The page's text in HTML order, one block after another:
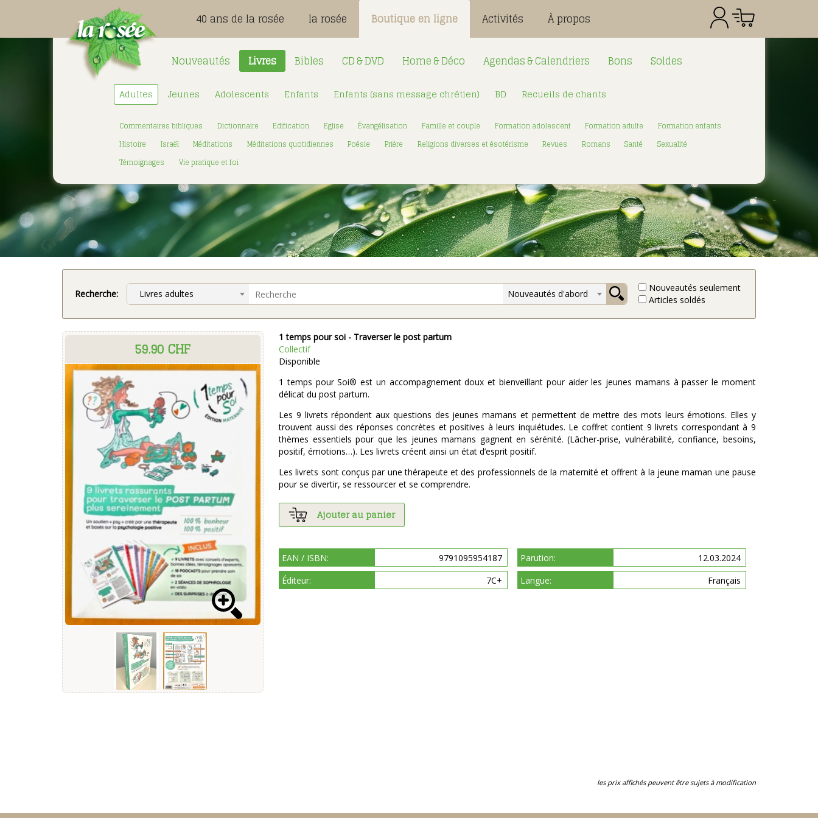
Mot de passe:
Total CHF
40 ans de la rosée la rosée Boutique en ligne Activités À propos
Nouveautés Livres Bibles CD & DVD Home & Déco Agendas & Calendriers Bons Soldes
Adultes Jeunes Adolescents Enfants Enfants (sans message chrétien) BD Recueils de chants
Commentaires bibliques Dictionnaire Edification Eglise Évangélisation Famille et couple Formation adolescent Formation adulte
Formation enfants
Histoire
Israël Méditations Méditations quotidiennes Poésie Prière Religions diverses et ésotérisme Revues Romans Santé
Sexualité
Témoignages
Vie pratique et foi
Recherche: Livres adultes Nouveautés d'abord
Nouveautés seulement
Articles soldés
59.90 CHF
1 temps pour soi - Traverser le post partum
Collectif
Disponible
1 temps pour Soi® est un accompagnement doux et bienveillant pour aider les jeunes mamans à passer le moment
délicat du post partum.
Les 9 livrets répondent aux questions des jeunes mamans et permettent de mettre des mots leurs émotions. Elles y
trouvent aussi des réponses concrètes et positives à leurs inquiétudes. Le coffret contient 9 livrets correspondant à 9
thèmes essentiels pour que les jeunes mamans gagnent en sérénité. (Lâcher-prise, vulnérabilité, confiance, besoins,
positif, émotions…). Les livrets créent ainsi un état d’esprit positif.
Les livrets sont conçus par une thérapeute et des professionnels de la maternité et offrent à la jeune maman une pause
pour se divertir, se ressourcer et se comprendre.
Ajouter au panier
EAN / ISBN: 9791095954187 Parution:
12.03.2024
Éditeur:
7C+ Langue: Français
les prix affichés peuvent être sujets à modification